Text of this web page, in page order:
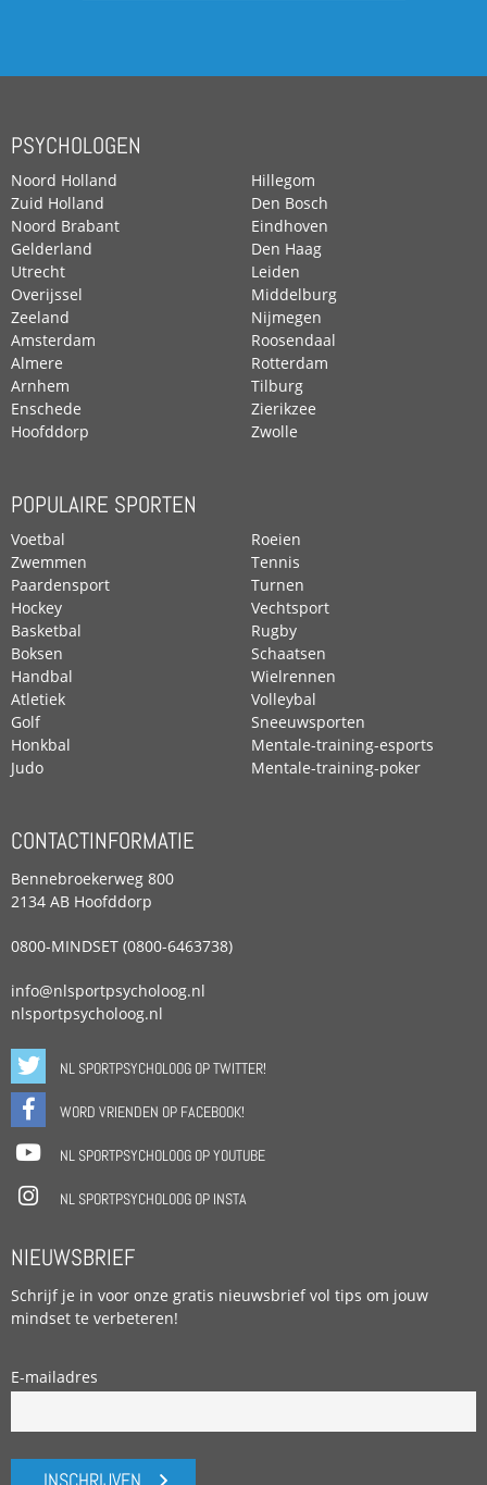
PSYCHOLOGEN
Noord Holland
Zuid Holland
Noord Brabant
Gelderland
Utrecht
Overijssel
Zeeland
Amsterdam
Almere
Arnhem
Enschede
Hoofddorp
Hillegom
Den Bosch
Eindhoven
Den Haag
Leiden
Middelburg
Nijmegen
Roosendaal
Rotterdam
Tilburg
Zierikzee
Zwolle
POPULAIRE SPORTEN
Voetbal
Zwemmen
Paardensport
Hockey
Basketbal
Boksen
Handbal
Atletiek
Golf
Honkbal
Judo
Roeien
Tennis
Turnen
Vechtsport
Rugby
Schaatsen
Wielrennen
Volleybal
Sneeuwsporten
Mentale-training-esports
Mentale-training-poker
CONTACTINFORMATIE
Bennebroekerweg 800
2134 AB Hoofddorp
0800-MINDSET (0800-6463738)
info@nlsportpsycholoog.nl
nlsportpsycholoog.nl
NL SPORTPSYCHOLOOG OP TWITTER!
WORD VRIENDEN OP FACEBOOK!
NL SPORTPSYCHOLOOG OP YOUTUBE
NL SPORTPSYCHOLOOG OP INSTA
NIEUWSBRIEF
Schrijf je in voor onze gratis nieuwsbrief vol tips om jouw
mindset te verbeteren!
E-mailadres